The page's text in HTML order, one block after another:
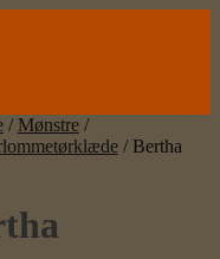
/ Mønstre/
/ Bertha